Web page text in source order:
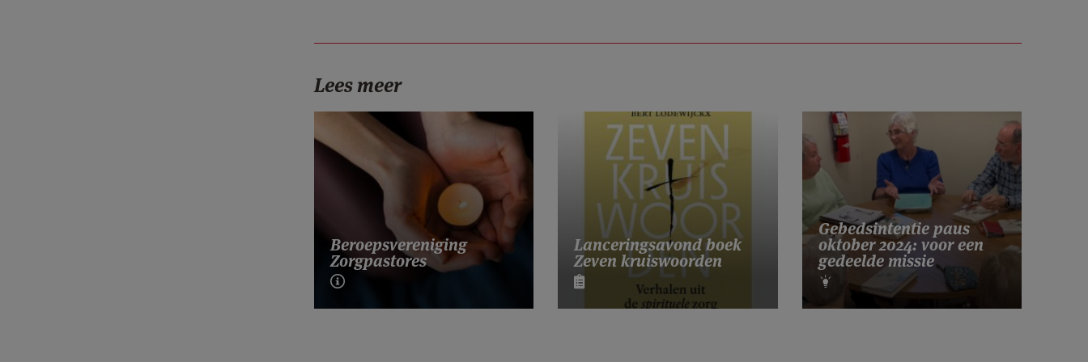
Lees meer
Beroepsvereniging
Zorgpastores
Lanceringsavond boek
Zeven kruiswoorden
Gebedsintentie paus
oktober 2024: voor een
gedeelde missie